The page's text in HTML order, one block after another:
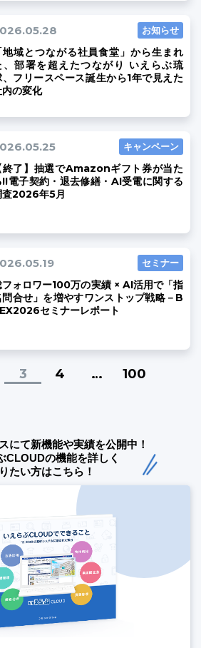
お知らせ
地域とつながる社員食堂」から生まれ
、部署を超えたつながり いえらぶ琉
、フリースペース誕生から1年で見えた
内の変化
キャンペーン
終了】抽選でAmazonギフト券が当た
!!電子契約・退去修繕・AI受電に関する
査2026年5月
セミナー
フォロワー100万の実績 × AI活用で「指
問合せ」を増やすワンストップ戦略－B
セミナーレポート
3 4 … 100
にて新機能や実績を公開中！
CLOUDの機能を詳しく
たい方はこちら！